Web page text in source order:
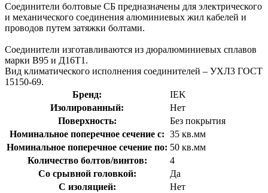
Соединители болтовые СБ предназначены для электрического
и механического соединения алюминиевых жил кабелей и
проводов путем затяжки болтами.
Соединители изготавливаются из дюралюминиевых сплавов
марки В95 и Д16Т1.
Вид климатического исполнения соединителей – УХЛ3 ГОСТ
15150-69.
Бренд:
IEK
Изолированный:
Нет
Поверхность:
Без покрытия
Номинальное поперечное сечение с: 35 кв.мм
Номинальное поперечное сечение по: 50 кв.мм
Количество болтов/винтов:
4
Со срывной головкой:
Да
С изоляцией:
Нет